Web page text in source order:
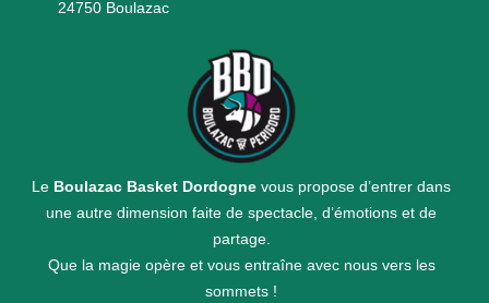
24750 Boulazac
Le Boulazac Basket Dordogne vous propose d’entrer dans
une autre dimension faite de spectacle, d’émotions et de
partage.
Que la magie opère et vous entraîne avec nous vers les
sommets !